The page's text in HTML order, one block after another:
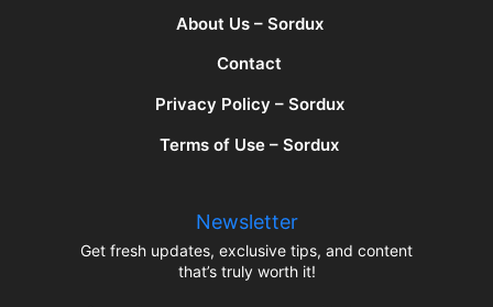
About Us – Sordux
Contact
Privacy Policy – Sordux
Terms of Use – Sordux
Newsletter
Get fresh updates, exclusive tips, and content
that’s truly worth it!